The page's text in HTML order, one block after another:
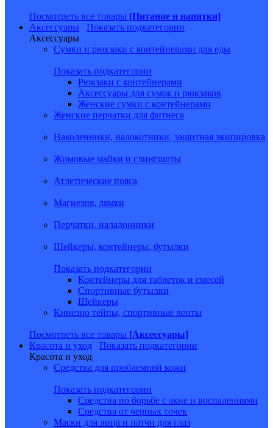
Посмотреть все товары [Питание и напитки]
Аксессуары
Показать подкатегории
Аксессуары
Сумки и рюкзаки с контейнерами для еды
Показать подкатегории
Рюкзаки с контейнерами
Аксессуары для сумок и рюкзаков
Женские сумки с контейнерами
Женские перчатки для фитнеса
Наколенники, налокотники, защитная экипировка
Жимовые майки и слингшоты
Атлетические пояса
Магнезия, лямки
Перчатки, наладонники
Шейкеры, контейнеры, бутылки
Показать подкатегории
Контейнеры для таблеток и смесей
Спортивные бутылки
Шейкеры
Кинезио тейпы, спортивные ленты
Посмотреть все товары [Аксессуары]
Красота и уход
Показать подкатегории
Красота и уход
Средства для проблемной кожи
Показать подкатегории
Средства по борьбе с акне и воспалениями
Средства от черных точек
Маски для лица и патчи для глаз